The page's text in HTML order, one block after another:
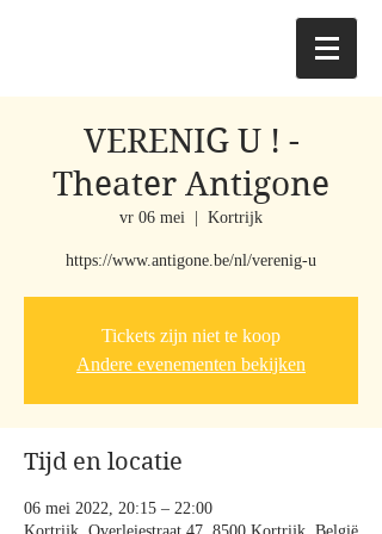
VERENIG U ! -
Theater Antigone
vr 06 mei Kortrijk
https://www.antigone.be/nl/verenig-u
Tickets zijn niet te koop
Andere evenementen bekijken
Tijd en locatie
06 mei 2022, 20:15 – 22:00